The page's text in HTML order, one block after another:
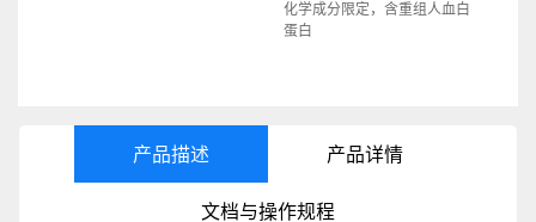
化学成分限定，含重组人血白
蛋白
产品描述 产品详情
文档与操作规程